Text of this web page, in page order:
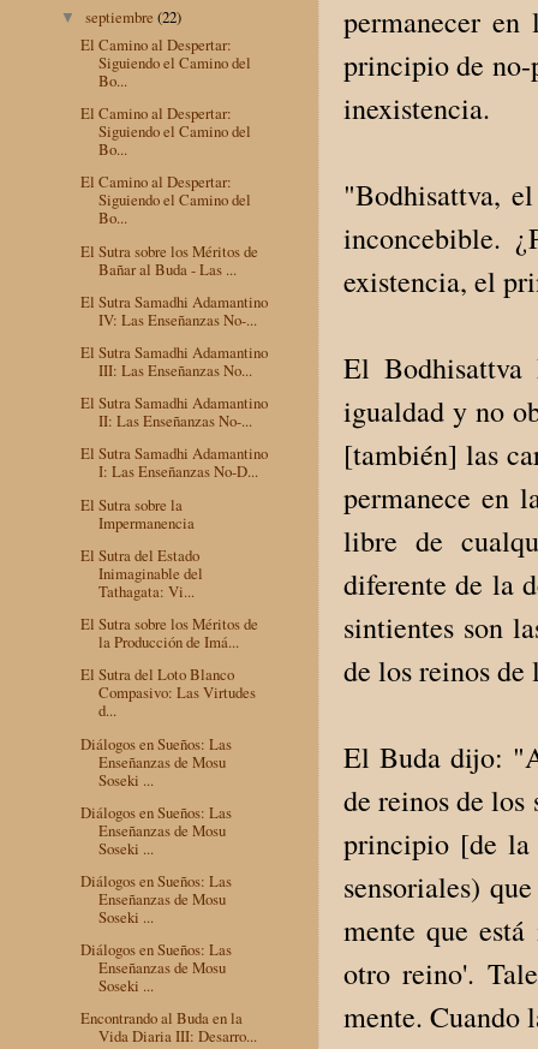
permanecer
principio de no-
inexistencia.
"Bodhisattva,
inconcebible.
existencia, el
El
igualdad y no
[también] las
permanece en
libre de
diferente de la
sintientes son
de los reinos de
El Buda dijo:
de reinos de los
principio [de la
sensoriales)
mente que
otro reino'.
mente. Cuando
▼septiembre(22)
El Camino al Despertar:
Siguiendo el Camino del
Bo...
El Camino al Despertar:
Siguiendo el Camino del
Bo...
El Camino al Despertar:
Siguiendo el Camino del
Bo...
El Sutra sobre los Méritos de
Bañar al Buda - Las ...
El Sutra Samadhi Adamantino
IV: Las Enseñanzas No-...
El Sutra Samadhi Adamantino
III: Las Enseñanzas No...
El Sutra Samadhi Adamantino
II: Las Enseñanzas No-...
El Sutra Samadhi Adamantino
I: Las Enseñanzas No-D...
El Sutra sobre la
Impermanencia
El Sutra del Estado
Inimaginable del
Tathagata: Vi...
El Sutra sobre los Méritos de
la Producción de Imá...
El Sutra del Loto Blanco
Compasivo: Las Virtudes
d...
Diálogos en Sueños: Las
Enseñanzas de Mosu
Soseki ...
Diálogos en Sueños: Las
Enseñanzas de Mosu
Soseki ...
Diálogos en Sueños: Las
Enseñanzas de Mosu
Soseki ...
Diálogos en Sueños: Las
Enseñanzas de Mosu
Soseki ...
Encontrando al Buda en la
Vida Diaria III: Desarro...